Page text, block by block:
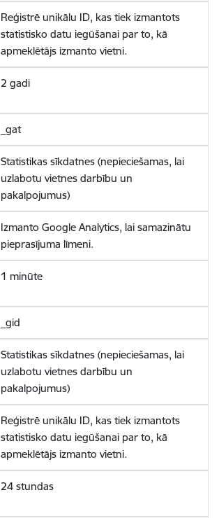
Reģistrē unikālu ID, kas tiek izmantots
statistisko datu iegūšanai par to, kā
apmeklētājs izmanto vietni.
2 gadi
_gat
Statistikas sīkdatnes (nepieciešamas, lai
uzlabotu vietnes darbību un
pakalpojumus)
Izmanto Google Analytics, lai samazinātu
pieprasījuma līmeni.
1 minūte
_gid
Statistikas sīkdatnes (nepieciešamas, lai
uzlabotu vietnes darbību un
pakalpojumus)
Reģistrē unikālu ID, kas tiek izmantots
statistisko datu iegūšanai par to, kā
apmeklētājs izmanto vietni.
24 stundas